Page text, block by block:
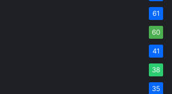
61
60
41
38
35